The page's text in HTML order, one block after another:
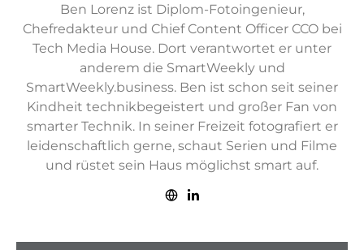
Ben Lorenz ist Diplom-Fotoingenieur,
Chefredakteur und Chief Content Officer CCO bei
Tech Media House. Dort verantwortet er unter
anderem die SmartWeekly und
SmartWeekly.business. Ben ist schon seit seiner
Kindheit technikbegeistert und großer Fan von
smarter Technik. In seiner Freizeit fotografiert er
leidenschaftlich gerne, schaut Serien und Filme
und rüstet sein Haus möglichst smart auf.